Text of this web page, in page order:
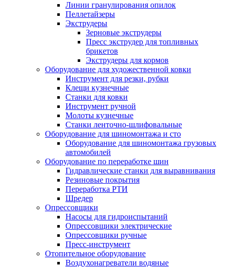
Линии гранулирования опилок
Пеллетайзеры
Экструдеры
Зерновые экструдеры
Пресс экструдер для топливных
брикетов
Экструдеры для кормов
Оборудование для художественной ковки
Инструмент для резки, рубки
Клещи кузнечные
Станки для ковки
Инструмент ручной
Молоты кузнечные
Станки ленточно-шлифовальные
Оборудование для шиномонтажа и сто
Оборудование для шиномонтажа грузовых
автомобилей
Оборудование по переработке шин
Гидравлические станки для выравнивания
Резиновые покрытия
Переработка РТИ
Шредер
Опрессовщики
Насосы для гидроиспытаний
Опрессовщики электрические
Опрессовщики ручные
Пресс-инструмент
Отопительное оборудование
Воздухонагреватели водяные